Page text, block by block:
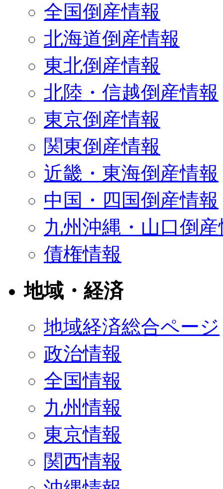
全国倒産情報
北海道倒産情報
東北倒産情報
北陸・信越倒産情報
東京倒産情報
関東倒産情報
近畿・東海倒産情報
中国・四国倒産情報
九州沖縄・山口倒
債権情報
地域・経済
地域経済総合ページ
政治情報
全国情報
九州情報
東京情報
関西情報